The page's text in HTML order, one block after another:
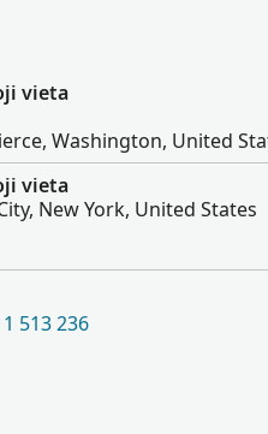
vieta
Washington, United
vieta
New York, United States
1 513 236